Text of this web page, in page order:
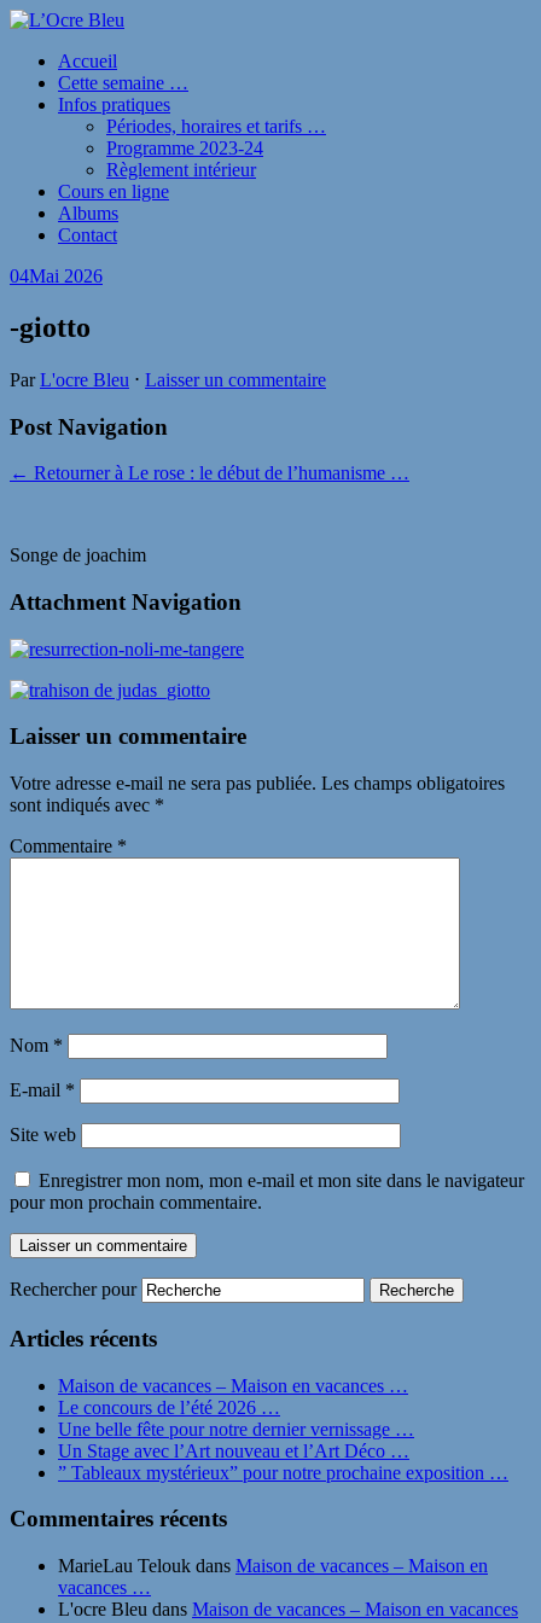
Accueil
Cette semaine …
Infos pratiques
Périodes, horaires et tarifs …
Programme 2023-24
Règlement intérieur
Cours en ligne
Albums
Contact
04Mai 2026
-giotto
ParL'ocre Bleu ⋅ Laisser un commentaire
Post Navigation
← Retourner à Le rose : le début de l’humanisme …
Songe de joachim
Attachment Navigation
Laisser un commentaire
Votre adresse e-mail ne sera pas publiée. Les champs obligatoires
sont indiqués avec *
Commentaire *
Nom *
E-mail *
Site web
Enregistrer mon nom, mon e-mail et mon site dans le navigateur
pour mon prochain commentaire.
Rechercher pour
Articles récents
Maison de vacances – Maison en vacances …
Le concours de l’été 2026 …
Une belle fête pour notre dernier vernissage …
Un Stage avec l’Art nouveau et l’Art Déco …
” Tableaux mystérieux” pour notre prochaine exposition …
Commentaires récents
MarieLau Telouk dans Maison de vacances – Maison en
vacances …
L'ocre Bleu dans Maison de vacances – Maison en vacances